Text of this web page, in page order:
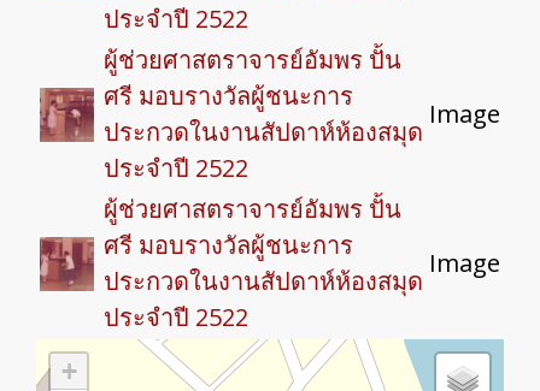
ประจำปี 2522
ผู้ช่วยศาสตราจารย์อัมพร ปั้น
ศรี มอบรางวัลผู้ชนะการ
ประกวดในงานสัปดาห์ห้องสมุด
ประจำปี 2522
Image
ผู้ช่วยศาสตราจารย์อัมพร ปั้น
ศรี มอบรางวัลผู้ชนะการ
ประกวดในงานสัปดาห์ห้องสมุด
ประจำปี 2522
Image
+